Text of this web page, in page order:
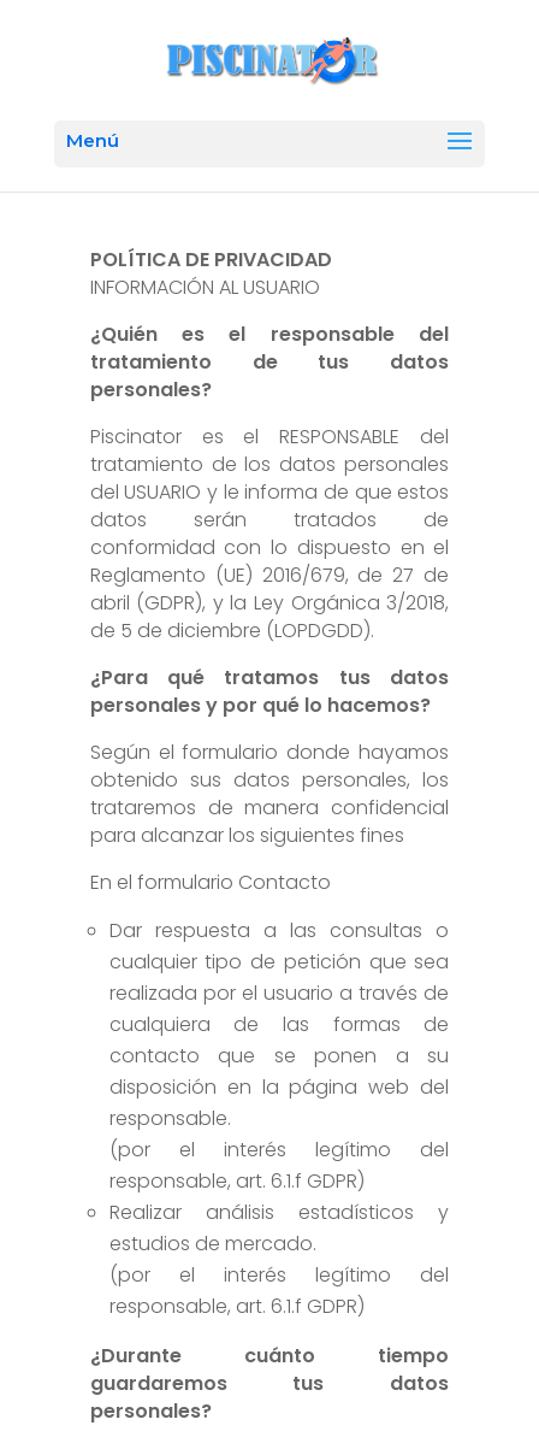
POLÍTICA DE PRIVACIDAD
INFORMACIÓN AL USUARIO
¿Quién es el responsable del
tratamiento de tus datos
personales?
Piscinator es el RESPONSABLE del
tratamiento de los datos personales
del USUARIO y le informa de que estos
datos serán tratados de
conformidad con lo dispuesto en el
Reglamento (UE) 2016/679, de 27 de
abril (GDPR), y la Ley Orgánica 3/2018,
de 5 de diciembre (LOPDGDD).
¿Para qué tratamos tus datos
personales y por qué lo hacemos?
Según el formulario donde hayamos
obtenido sus datos personales, los
trataremos de manera confidencial
para alcanzar los siguientes fines
En el formulario Contacto
Dar respuesta a las consultas o
cualquier tipo de petición que sea
realizada por el usuario a través de
cualquiera de las formas de
contacto que se ponen a su
disposición en la página web del
responsable.
(por el interés legítimo del
responsable, art. 6.1.f GDPR)
Realizar análisis estadísticos y
estudios de mercado.
(por el interés legítimo del
responsable, art. 6.1.f GDPR)
¿Durante cuánto tiempo
guardaremos tus datos
personales?